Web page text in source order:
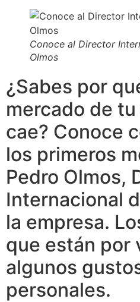
Conoce al Director
Olmos
¿Sabes por
mercado de
cae? Conoce
los primeros
Pedro Olmos,
Internacional
la empresa.
que están por
algunos
personales.